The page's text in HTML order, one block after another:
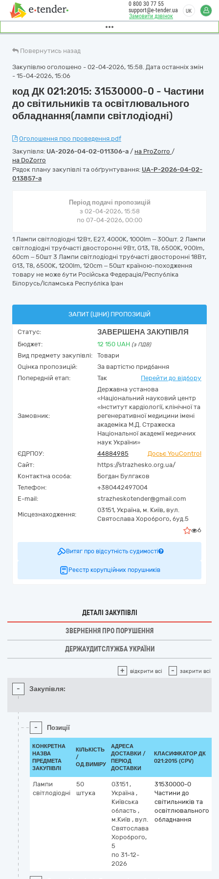
Замовити дзвінок
0 800 30 77 55
support@e-tender.ua
UK
Повернутись назад
Закупівлю оголошено - 02-04-2026, 15:58. Дата останніх змін
- 15-04-2026, 15:06
код ДК 021:2015: 31530000-0 - Частини
до світильників та освітлювального
обладнання(лампи світлодіодні)
Оголошення про проведення.pdf
Закупівля: UA-2026-04-02-011306-a / на ProZorro /
на DoZorro
Рядок плану закупівлі та обґрунтування: UA-P-2026-04-02-
013857-a
Період подачі пропозицій
з 02-04-2026, 15:58
по 07-04-2026, 00:00
1 Лампи світлодіодні 12Вт, E27, 4000К, 1000lm – 300шт. 2 Лампи
світлодіодні трубчасті двосторонні 9Вт, G13, T8, 6500K, 900lm,
60cm – 50шт 3 Лампи світлодіодні трубчасті двосторонні 18Вт,
G13, T8, 6500K, 1200lm, 120cm – 50шт країною-походження
товару не може бути Російська Федерація/Республіка
Білорусь/Ісламська Республіка Іран
ЗАПИТ (ЦІНИ) ПРОПОЗИЦІЙ
Статус: ЗАВЕРШЕНА ЗАКУПІВЛЯ
Бюджет: 12 150 UAH (з ПДВ)
Вид предмету закупівлі:
Товари
Оцінка пропозицій:
За вартістю придбання
Попередній етап:
Так Перейти до відбору
Замовник:
Державна установа
«Національний науковий центр
«Інститут кардіології, клінічної та
регенеративної медицини імені
академіка М.Д. Стражеска
Національної академії медичних
наук України»
ЄДРПОУ:
44884985
Досьє YouControl
Сайт:
https://strazhesko.org.ua/
Контактна особа:
Богдан Булгаков
Телефон:
+380442497004
E-mail:
strazheskotender@gmail.com
Місцезнаходження:
03151, Україна, м. Київ, вул.
Святослава Хороброго, буд.5
6
Витяг про відсутність судимості
Реєстр корупційних порушників
ДЕТАЛІ ЗАКУПІВЛІ
ЗВЕРНЕННЯ ПРО ПОРУШЕННЯ
ДЕРЖАУДИТСЛУЖБА УКРАЇНИ
+ відкрити всі - закрити всі
- Закупівля:
- Позиції
КОНКРЕТНА
НАЗВА
ПРЕДМЕТА
ЗАКУПІВЛІ
КІЛЬКІСТЬ
/
ОД.ВИМІРУ
АДРЕСА
ДОСТАВКИ /
ПЕРІОД
ДОСТАВКИ
КЛАСИФІКАТОР ДК
021:2015 (CPV)
Лампи
світлодіодні
50
штука
03151 ,
Україна ,
Київська
область ,
м.Київ , вул.
Святослава
Хороброго,
5
по 31-12-
2026
31530000-0
Частини до
світильників та
освітлювального
обладнання